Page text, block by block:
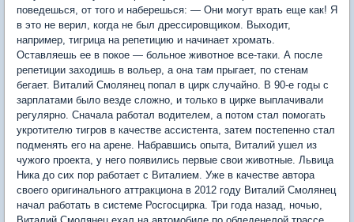
поведешься, от того и наберешься: — Они могут врать еще как! Я
в это не верил, когда не был дрессировщиком. Выходит,
например, тигрица на репетицию и начинает хромать.
Оставляешь ее в покое — больное животное все-таки. А после
репетиции заходишь в вольер, а она там прыгает, по стенам
бегает. Виталий Смолянец попал в цирк случайно. В 90-е годы с
зарплатами было везде сложно, и только в цирке выплачивали
регулярно. Сначала работал водителем, а потом стал помогать
укротителю тигров в качестве ассистента, затем постепенно стал
подменять его на арене. Набравшись опыта, Виталий ушел из
чужого проекта, у него появились первые свои животные. Львица
Ника до сих пор работает с Виталием. Уже в качестве автора
своего оригинального аттракциона в 2012 году Виталий Смолянец
начал работать в системе Росгосцирка. Три года назад, ночью,